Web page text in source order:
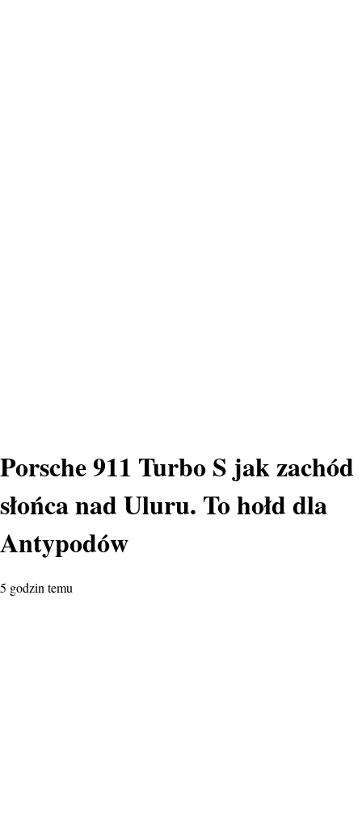
Porsche 911 Turbo S jak zachód
słońca nad Uluru. To hołd dla
Antypodów
5 godzin temu